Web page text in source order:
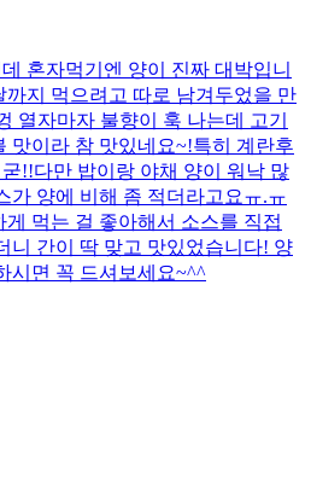
혼자먹기엔 양이 진짜 대박입니
까지 먹으려고 따로 남겨두었을 만
열자마자 불향이 훅 나는데 고기
맛이라 참 맛있네요~!특히 계란후
!! ​다만 밥이랑 야채 양이 워낙 많
가 양에 비해 좀 적더라고요ㅠ.ㅠ
먹는 걸 좋아해서 소스를 직접
니 간이 딱 맞고 맛있었습니다! 양
시면 꼭 드셔보세요~^^